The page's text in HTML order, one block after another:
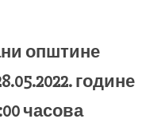
општине
године
часова